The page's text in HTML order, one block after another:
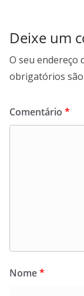
Deixe um
O seu endereço
obrigatórios
Comentário *
Nome*